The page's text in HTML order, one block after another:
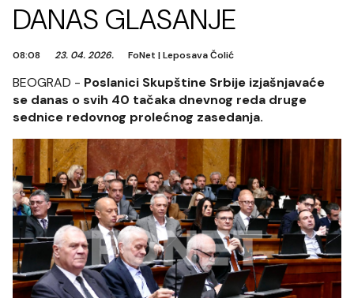
DANAS GLASANJE
08:08 23. 04. 2026. FoNet |Leposava Čolić
BEOGRAD - Poslanici Skupštine Srbije izjašnjavaće
se danas o svih 40 tačaka dnevnog reda druge
sednice redovnog prolećnog zasedanja.